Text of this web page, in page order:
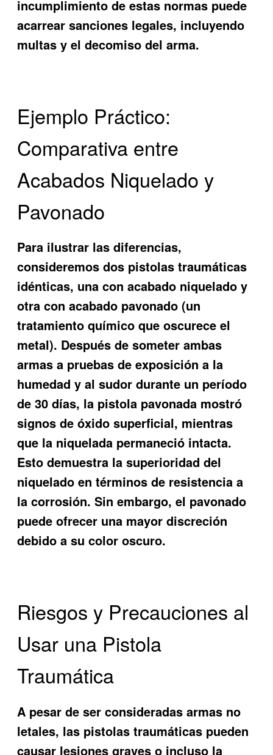
incumplimiento de estas normas puede
acarrear sanciones legales, incluyendo
multas y el decomiso del arma.
Ejemplo Práctico:
Comparativa entre
Acabados Niquelado y
Pavonado
Para ilustrar las diferencias,
consideremos dos pistolas traumáticas
idénticas, una con acabado niquelado y
otra con acabado pavonado (un
tratamiento químico que oscurece el
metal). Después de someter ambas
armas a pruebas de exposición a la
humedad y al sudor durante un período
de 30 días, la pistola pavonada mostró
signos de óxido superficial, mientras
que la niquelada permaneció intacta.
Esto demuestra la superioridad del
niquelado en términos de resistencia a
la corrosión. Sin embargo, el pavonado
puede ofrecer una mayor discreción
debido a su color oscuro.
Riesgos y Precauciones al
Usar una Pistola
Traumática
A pesar de ser consideradas armas no
letales, las pistolas traumáticas pueden
causar lesiones graves o incluso la